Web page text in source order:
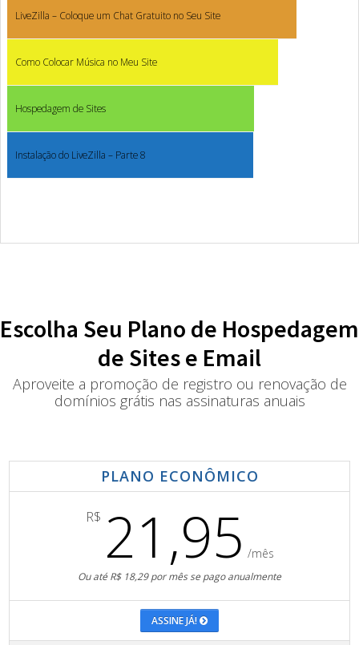
LiveZilla – Coloque um Chat Gratuito no Seu Site
Como Colocar Música no Meu Site
Hospedagem de Sites
Instalação do LiveZilla – Parte 8
Escolha Seu Plano de Hospedagem
de Sites e Email
Aproveite a promoção de registro ou renovação de
domínios grátis nas assinaturas anuais
PLANO ECONÔMICO
R$ 21,95 /mês
Ou até R$ 18,29 por mês se pago anualmente
ASSINE JÁ!